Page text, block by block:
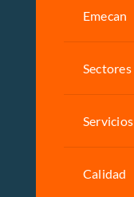
Emecan
Sectores
Servicios
Calidad